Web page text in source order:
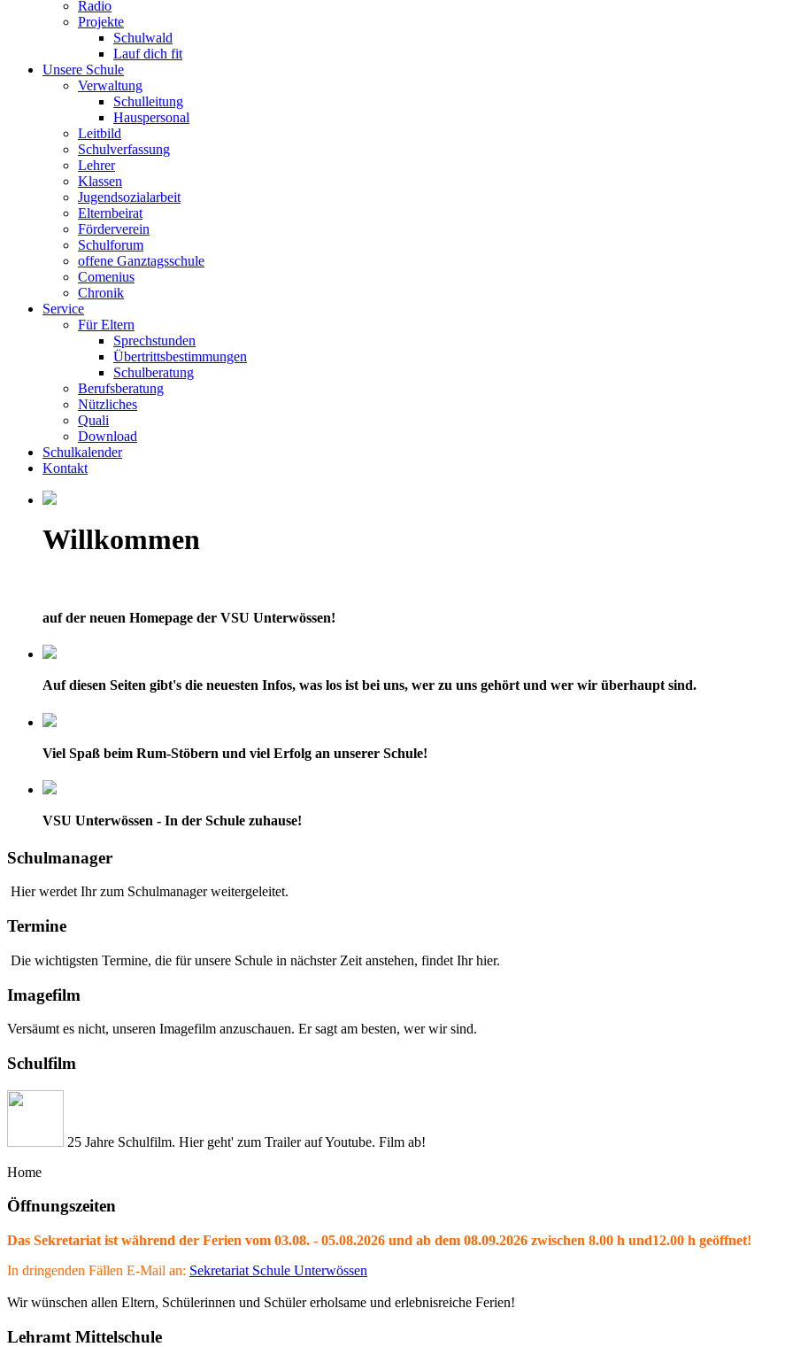
Radio
Projekte
Schulwald
Lauf dich fit
Unsere Schule
Verwaltung
Schulleitung
Hauspersonal
Leitbild
Schulverfassung
Lehrer
Klassen
Jugendsozialarbeit
Elternbeirat
Förderverein
Schulforum
offene Ganztagsschule
Comenius
Chronik
Service
Für Eltern
Sprechstunden
Übertrittsbestimmungen
Schulberatung
Berufsberatung
Nützliches
Quali
Download
Schulkalender
Kontakt
Willkommen
auf der neuen Homepage der VSU Unterwössen!
Auf diesen Seiten gibt's die neuesten Infos, was los ist bei uns, wer zu uns gehört und wer wir überhaupt sind.
Viel Spaß beim Rum-Stöbern und viel Erfolg an unserer Schule!
VSU Unterwössen - In der Schule zuhause!
Schulmanager
Hier werdet Ihr zum Schulmanager weitergeleitet.
Termine
Die wichtigsten Termine, die für unsere Schule in nächster Zeit anstehen, findet Ihr hier.
Imagefilm
Versäumt es nicht, unseren Imagefilm anzuschauen. Er sagt am besten, wer wir sind.
Schulfilm
25 Jahre Schulfilm. Hier geht' zum Trailer auf Youtube. Film ab!
Home
Öffnungszeiten
Das Sekretariat ist während der Ferien vom 03.08. - 05.08.2026 und ab dem 08.09.2026 zwischen 8.00 h und12.00 h geöffnet!
In dringenden Fällen E-Mail an: Sekretariat Schule Unterwössen
Wir wünschen allen Eltern, Schülerinnen und Schüler erholsame und erlebnisreiche Ferien!
Lehramt Mittelschule